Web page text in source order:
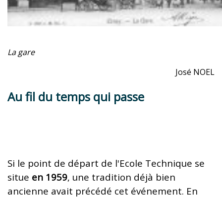
La gare
José NOEL
Au fil du temps qui passe
Si le point de départ de l'Ecole Technique se
situe en 1959, une tradition déjà bien
ancienne avait précédé cet événement. En